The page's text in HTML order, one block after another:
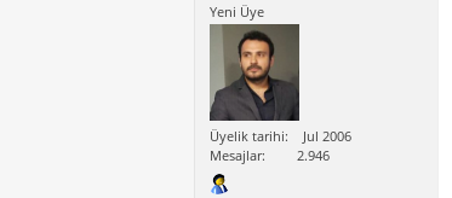
Yeni Üye
Üyelik tarihi
Jul 2006
Mesajlar
2.946